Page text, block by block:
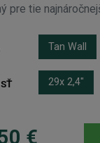
pre tie
Tan Wall
29x 2,4"
€